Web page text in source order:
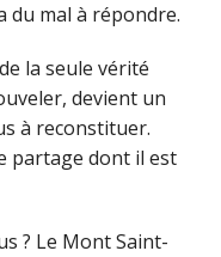
du mal à répondre.
la seule vérité
devient un
à reconstituer.
partage dont il est
? Le Mont Saint-